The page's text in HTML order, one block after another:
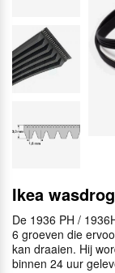
Ikea
De 1936 PH /
6 groeven die
kan draaien. Hij
binnen 24 uur